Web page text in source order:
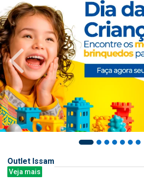
Outlet Issam
Veja mais